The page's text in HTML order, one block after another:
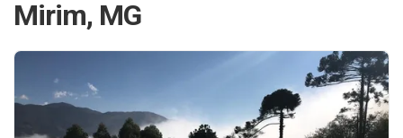
Mirim, MG